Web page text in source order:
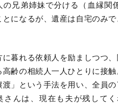
の兄弟姉妹で分ける（血縁関
とになるが、遺産は自宅のみ
暮れる依頼人を励ましつつ
高齢の相続人一人ひとりに接
渡」という手法を用い、全員
さんは、現在も夫が残して